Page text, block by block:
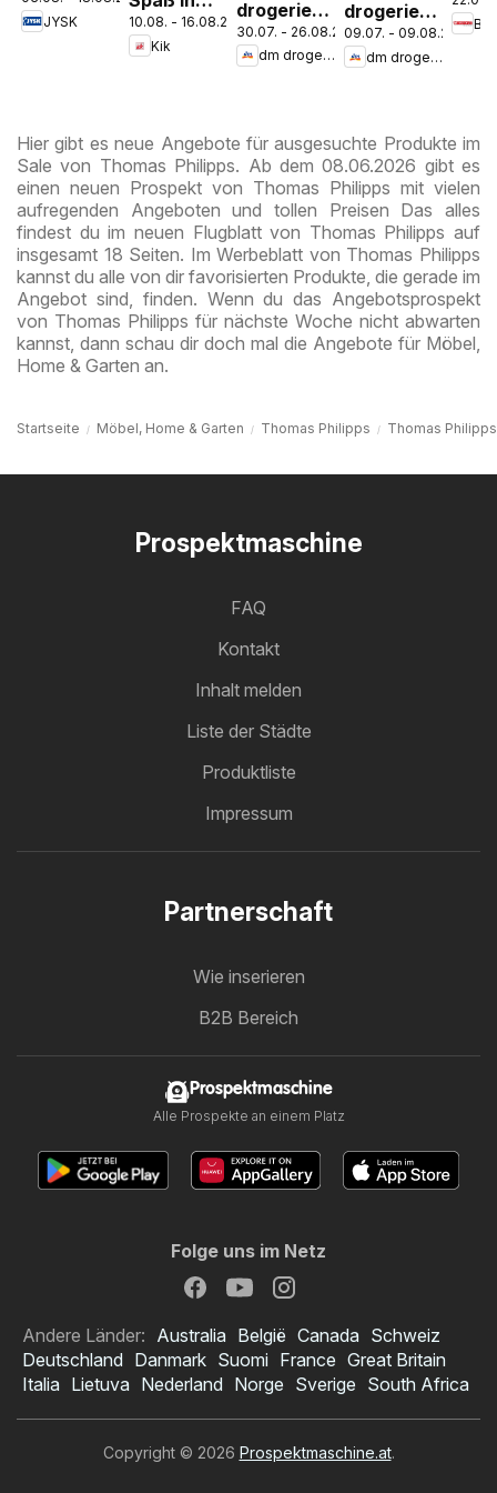
Spare Bis
JYSK
der Schule
10.08. - 16.08.2026
Kik
drogerie
markt
Journal
30.07. - 26.08.2026
dm drogerie markt
drogerie
markt
Journal
09.07. - 09.08.2026
dm drogerie markt
Hier gibt es neue Angebote für ausgesuchte Produkte im
Sale von Thomas Philipps. Ab dem 08.06.2026 gibt es
einen neuen Prospekt von Thomas Philipps mit vielen
aufregenden Angeboten und tollen Preisen Das alles
findest du im neuen Flugblatt von Thomas Philipps auf
insgesamt 18 Seiten. Im Werbeblatt von Thomas Philipps
kannst du alle von dir favorisierten Produkte, die gerade im
Angebot sind, finden. Wenn du das Angebotsprospekt
von Thomas Philipps für nächste Woche nicht abwarten
kannst, dann schau dir doch mal die Angebote für Möbel,
Home & Garten an.
Startseite Möbel, Home & Garten Thomas Philipps Thomas
Prospektmaschine
FAQ
Kontakt
Inhalt melden
Liste der Städte
Produktliste
Impressum
Partnerschaft
Wie inserieren
B2B Bereich
Prospektmaschine
Alle Prospekte an einem Platz
Folge uns im Netz
Andere Länder: Australia België Canada Schweiz
Deutschland Danmark Suomi France Great Britain
Italia Lietuva Nederland Norge Sverige South Africa
Copyright © 2026 Prospektmaschine.at.